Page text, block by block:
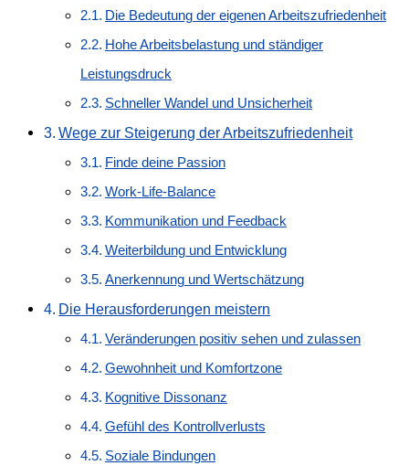
Die Bedeutung der eigenen Arbeitszufriedenheit
Hohe Arbeitsbelastung und ständiger
Leistungsdruck
Schneller Wandel und Unsicherheit
Wege zur Steigerung der Arbeitszufriedenheit
Finde deine Passion
Work-Life-Balance
Kommunikation und Feedback
Weiterbildung und Entwicklung
Anerkennung und Wertschätzung
Die Herausforderungen meistern
Veränderungen positiv sehen und zulassen
Gewohnheit und Komfortzone
Kognitive Dissonanz
Gefühl des Kontrollverlusts
Soziale Bindungen